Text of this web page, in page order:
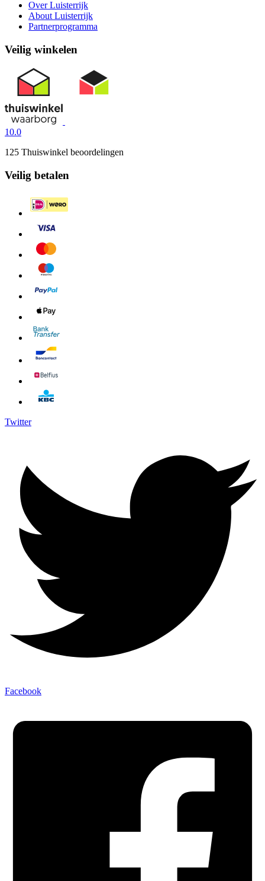
Over Luisterrijk
About Luisterrijk
Partnerprogramma
Veilig winkelen
10.0
125 Thuiswinkel beoordelingen
Veilig betalen
Twitter
Facebook